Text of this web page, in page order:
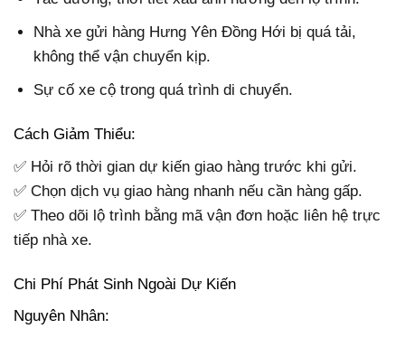
Nhà xe gửi hàng Hưng Yên Đồng Hới bị quá tải,
không thể vận chuyển kịp.
Sự cố xe cộ trong quá trình di chuyển.
Cách Giảm Thiểu:
✅ Hỏi rõ thời gian dự kiến giao hàng trước khi gửi.
✅ Chọn dịch vụ giao hàng nhanh nếu cần hàng gấp.
✅ Theo dõi lộ trình bằng mã vận đơn hoặc liên hệ trực
tiếp nhà xe.
Chi Phí Phát Sinh Ngoài Dự Kiến
Nguyên Nhân: